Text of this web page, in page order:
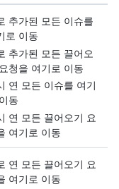
추가된 모든 이슈를
로 이동
추가된 모든 끌어오
청을 여기로 이동
연 모든 이슈를 여기
동
연 모든 끌어오기 요
여기로 이동
연 모든 끌어오기 요
여기로 이동